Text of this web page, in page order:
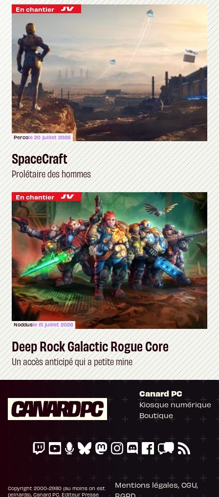
En chantier
Percole 20 juillet 2026
SpaceCraft
Prolétaire des hommes
En chantier
Noddusle 15 juillet 2026
Deep Rock Galactic Rogue Core
Un accès anticipé qui a petite mine
Canard PC
Kiosque numérique
Boutique
Copyright 2000-2980 (au moins on est
peinards), Canard PC. Editeur Presse
Mentions légales, CGU,